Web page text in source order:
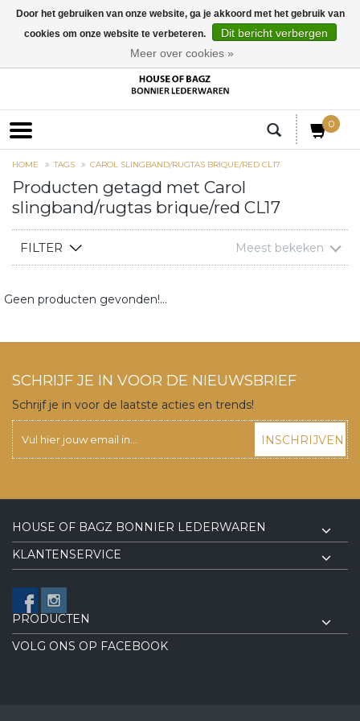
0
HOME TAGS CAROL SLINGBAND/RUGTAS BRIQUE/RED CL17
Producten getagd met Carol
slingband/rugtas brique/red CL17
FILTER Meest bekeken
Geen producten gevonden!...
SCHRIJF JE IN VOOR DE NIEUWSBRIEF
Schrijf je in voor de laatste acties en trends!
INSCHRIJVEN
HOUSE OF BAGZ BONNIER LEDERWAREN
KLANTENSERVICE
PRODUCTEN
VOLG ONS OP FACEBOOK
Door het gebruiken van onze website, ga je akkoord met het gebruik van
cookies om onze website te verbeteren.
Dit bericht verbergen
Meer over cookies »